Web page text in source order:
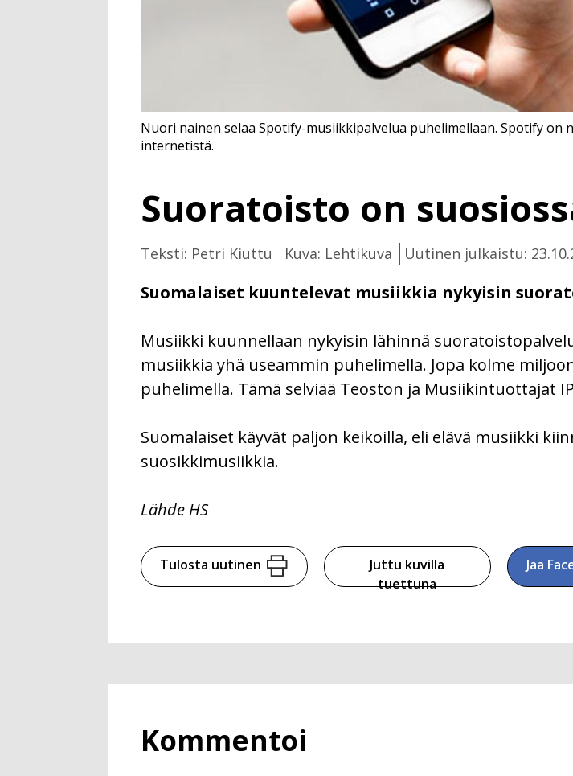
Suoratoisto on
Teksti: Petri Kiuttu Kuva: Lehtikuva Uutinen julkaistu:
Suomalaiset kuuntelevat musiikkia nykyisin
Nuori nainen selaa Spotify-musiikkipalvelua puhelimellaan. Spotify
internetistä.
Musiikki kuunnellaan nykyisin lähinnä
musiikkia yhä useammin puhelimella. Jopa kolme
puhelimella. Tämä selviää Teoston ja Musiikintuottajat
Suomalaiset käyvät paljon keikoilla, eli elävä musiikki
suosikkimusiikkia.
Lähde HS
Tulosta uutinen
Juttu kuvilla
tuettuna
Jaa
Kommentoi